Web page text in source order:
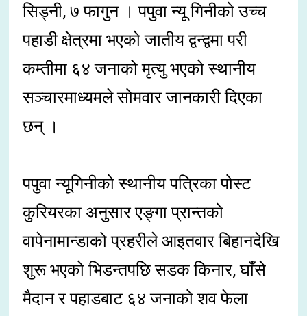
सिड्नी, ७ फागुन । पपुवा न्यू गिनीको उच्च
पहाडी क्षेत्रमा भएको जातीय द्वन्द्वमा परी
कम्तीमा ६४ जनाको मृत्यु भएको स्थानीय
सञ्चारमाध्यमले सोमवार जानकारी दिएका
छन् ।
पपुवा न्यूगिनीको स्थानीय पत्रिका पोस्ट
कुरियरका अनुसार एङ्गा प्रान्तको
वापेनामान्डाको प्रहरीले आइतवार बिहानदेखि
शुरू भएको भिडन्तपछि सडक किनार, घाँसे
मैदान र पहाडबाट ६४ जनाको शव फेला